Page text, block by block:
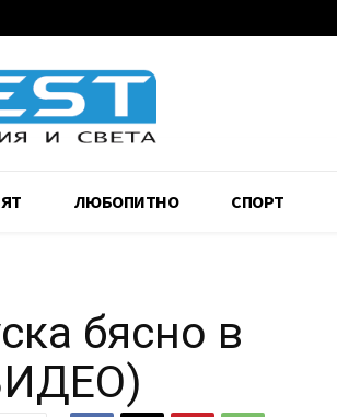
ЛЮБОПИТНО СПОРТ
бясно в